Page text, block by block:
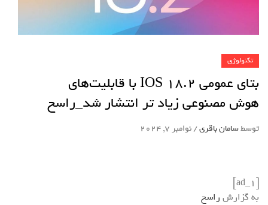
تکنولوژی
بتای عمومی IOS 18.2 با قابلیت‌های
هوش مصنوعی زیاد تر انتشار شد_راسخ
توسطسامان باقری/نوامبر 7, 2024
[ad_1]
به گزارش راسخ